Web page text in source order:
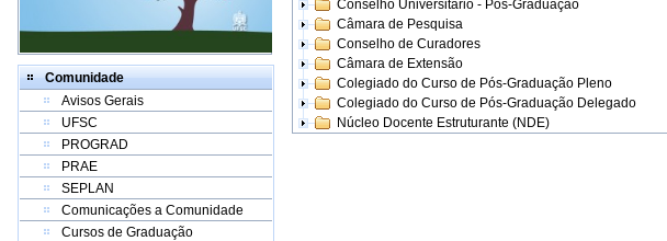
Comunidade
Avisos Gerais
UFSC
PROGRAD
PRAE
SEPLAN
Comunicações a Comunidade
Cursos de Graduação
Conselho Universitario - Pós-Graduação
Câmara de Pesquisa
Conselho de Curadores
Câmara de Extensão
Colegiado do Curso de Pós-Graduação Pleno
Colegiado do Curso de Pós-Graduação Delegado
Núcleo Docente Estruturante (NDE)